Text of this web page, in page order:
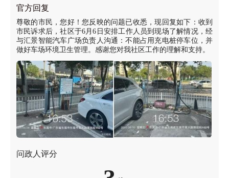
官方回复
尊敬的市民，您好！您反映的问题已收悉，现回复如下：收到
市民诉求后，社区于6月6日安排工作人员到现场了解情况，经
与汇景智能汽车广场负责人沟通：不能占用充电桩停车位，并
做好车场环境卫生管理。感谢您对我社区工作的理解和支持。
问政人评分